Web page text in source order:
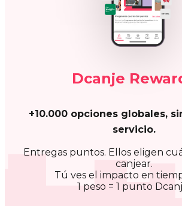
transforma cuando los
correctos se activan.
Dcanje Beat activa la cultura
Incentivos | IA
Conocer Dcanje Beat